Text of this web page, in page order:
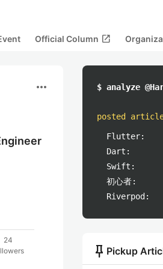
Official Column open_in_new
more_horiz
24
$ analyze
posted
Flutter:
Dart:
Swift:
初心者:
Riverpod:
push_pin Pickup